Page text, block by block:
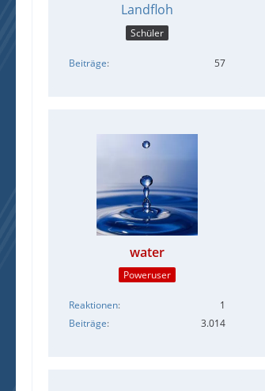
Landfloh
Schüler
Beiträge 57
water
Poweruser
Reaktionen
1
Beiträge
3.014